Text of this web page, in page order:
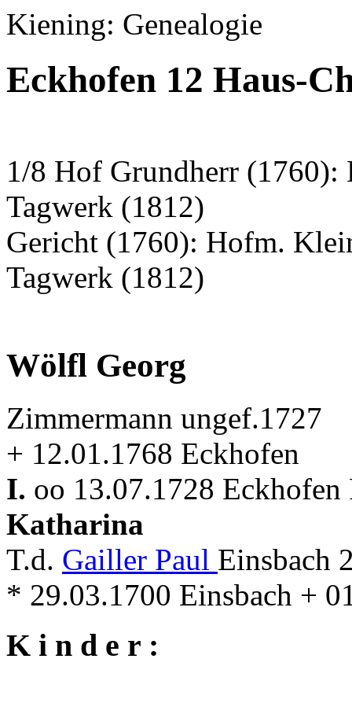
Kiening: Genealogie
Eckhofen 12 Haus-
1/8 Hof Grundherr
Tagwerk (1812)
Gericht (1760): Hofm.
Tagwerk (1812)
Wölfl Georg
Zimmermann ungef.1727
+ 12.01.1768 Eckhofen
I. oo 13.07.1728
Katharina
T.d. Gailler Paul Einsbach
* 29.03.1700 Einsbach +
K i n d e r :